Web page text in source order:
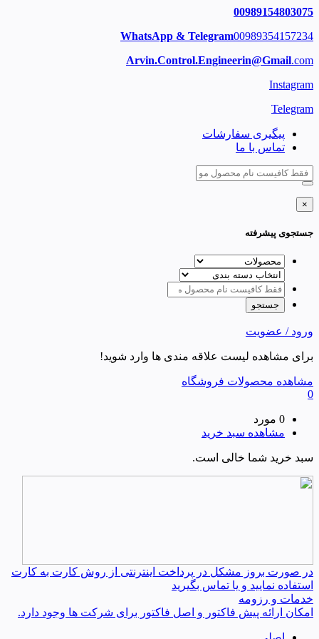
00989154803075
WhatsApp & Telegram00989354157234
Arvin.Control.Engineerin@Gmail.com
Instagram
Telegram
پیگیری سفارشات
تماس با ما
×
جستجوی پیشرفته
ورود / عضویت
برای مشاهده لیست علاقه مندی ها وارد شوید!
مشاهده محصولات فروشگاه
0
0 مورد
مشاهده سبد خرید
سبد خرید شما خالی است.
در صورت بروز مشکل در پرداخت اینترنتی از روش کارت به کارت
استفاده نمایید و یا تماس بگیرید
خدمات و رزومه
امکان ارائه پیش فاکتور و اصل فاکتور برای شرکت ها وجود دارد.